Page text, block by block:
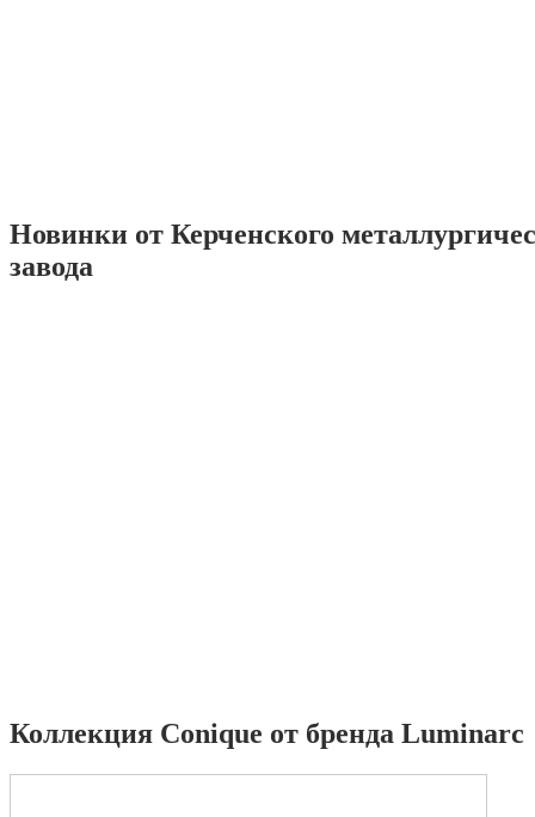
Новинки от Керченского
завода
Коллекция Conique от бренда Luminarc